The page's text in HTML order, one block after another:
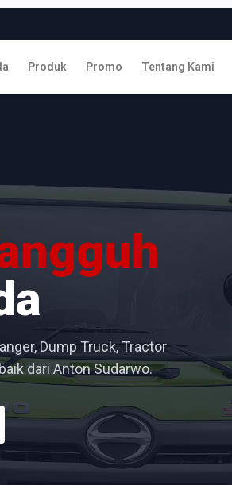
Produk Promo Tentang Kami
Dump Truck, Tractor
dari Anton Sudarwo.